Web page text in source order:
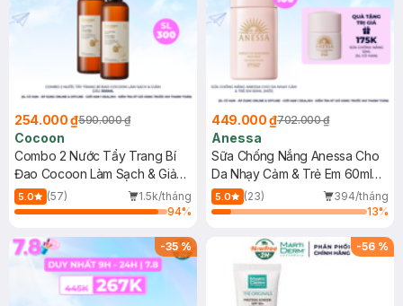
254.000 ₫590.000 ₫
Cocoon
Combo 2 Nước Tẩy Trang Bí
Đao Cocoon Làm Sạch & Giảm
Dầu 500ml
5.0 (57)
1.5k/tháng
94%
449.000 ₫702.000 ₫
Anessa
Sữa Chống Nắng Anessa Cho
Da Nhạy Cảm & Trẻ Em 60ml
(Mới)
5.0 (23)
394/tháng
13%
-35% -56 %